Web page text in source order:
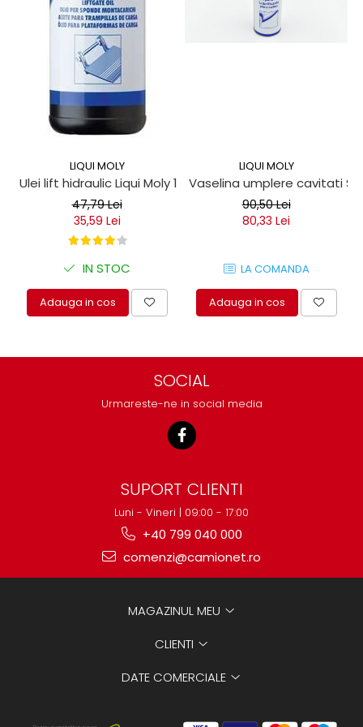
Grup electropompa
Bolturi, role si bucsi
MAMMUT LIFT
Mecanice
Electrice
Hidraulice
Cilindru hidraulic si protectie
burduf
ERHEL - HYDRIS
Role, bucse si bolturi
Motoras electric si pompa
LIQUI MOLY
Ulei lift hidraulic Liqui Moly 1 litru
47,79 Lei
35,59 Lei
IN STOC
Adauga in cos
LIQUI MOLY
Vaselina umplere cavitati
90,50 Lei
80,33 Lei
LA COMANDA
Adauga in cos
SOCIAL
Urmareste-ne in social media
SUPORT CLIENTI
Luni - Vineri | 09:00 - 17:00
+40 799 040 000
comenzi@camionet.ro
MAGAZINUL MEU
CLIENTI
DATE COMERCIALE